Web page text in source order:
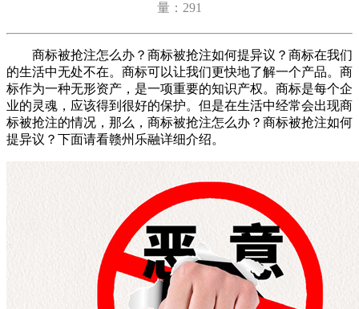
量：291
商标被抢注怎么办？商标被抢注如何提异议？商标在我们
的生活中无处不在。商标可以让我们更快地了解一个产品。商
标作为一种无形资产，是一项重要的知识产权。商标是每个企
业的灵魂，应该得到很好的保护。但是在生活中经常会出现商
标被抢注的情况，那么，商标被抢注怎么办？商标被抢注如何
提异议？下面请看赣州乐融详细介绍。